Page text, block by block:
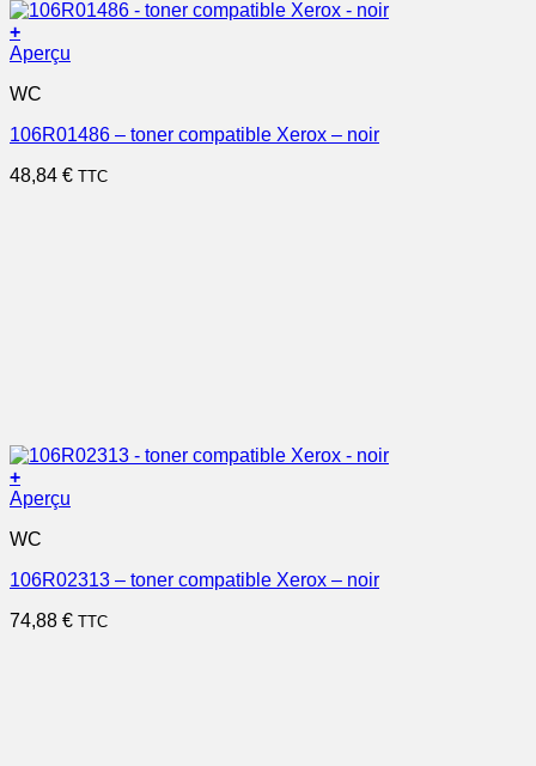
+
Aperçu
WC
106R01486 – toner compatible Xerox – noir
48,84 € TTC
+
Aperçu
WC
106R02313 – toner compatible Xerox – noir
74,88 € TTC